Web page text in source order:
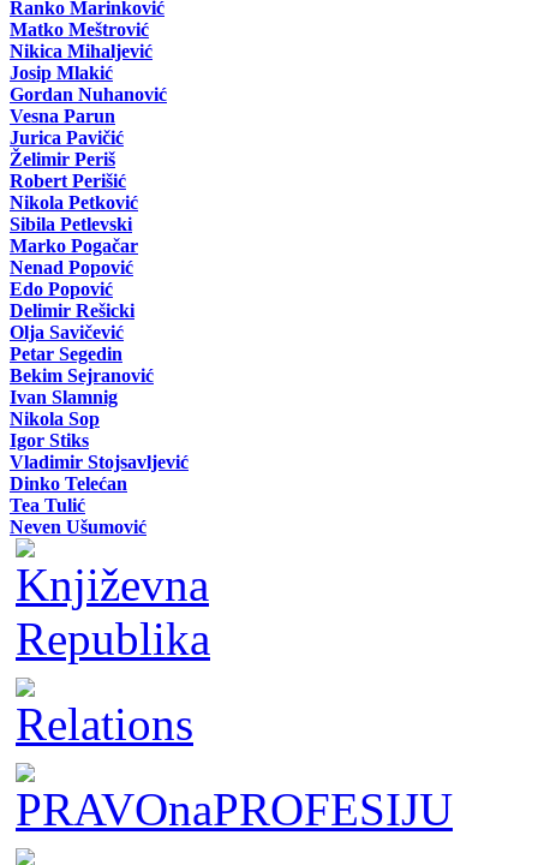
Ranko Marinković
Matko Meštrović
Nikica Mihaljević
Josip Mlakić
Gordan Nuhanović
Vesna Parun
Jurica Pavičić
Želimir Periš
Robert Perišić
Nikola Petković
Sibila Petlevski
Marko Pogačar
Nenad Popović
Edo Popović
Delimir Rešicki
Olja Savičević
Petar Segedin
Bekim Sejranović
Ivan Slamnig
Nikola Sop
Igor Stiks
Vladimir Stojsavljević
Dinko Telećan
Tea Tulić
Neven Ušumović